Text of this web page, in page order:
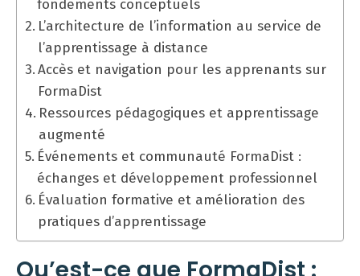
fondements conceptuels
L’architecture de l’information au service de
l’apprentissage à distance
Accès et navigation pour les apprenants sur
FormaDist
Ressources pédagogiques et apprentissage
augmenté
Événements et communauté FormaDist :
échanges et développement professionnel
Évaluation formative et amélioration des
pratiques d’apprentissage